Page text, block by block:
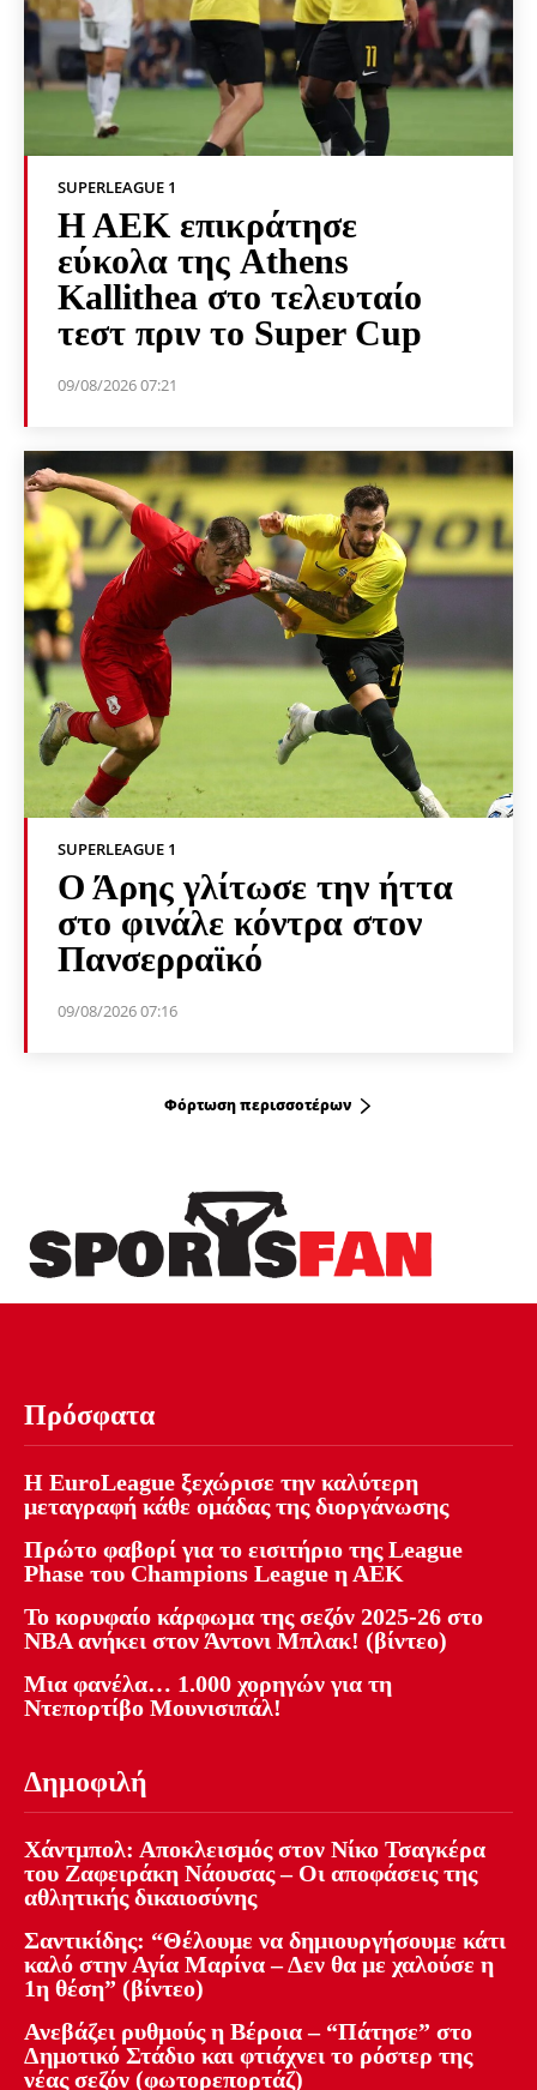
SUPERLEAGUE 1
Η ΑΕΚ επικράτησε
εύκολα της Athens
Kallithea στο τελευταίο
τεστ πριν το Super Cup
09/08/2026 07:21
SUPERLEAGUE 1
Ο Άρης γλίτωσε την ήττα
στο φινάλε κόντρα στον
Πανσερραϊκό
09/08/2026 07:16
Φόρτωση περισσοτέρων
Πρόσφατα
Η EuroLeague ξεχώρισε την καλύτερη
μεταγραφή κάθε ομάδας της διοργάνωσης
Πρώτο φαβορί για το εισιτήριο της League
Phase του Champions League η ΑΕΚ
Το κορυφαίο κάρφωμα της σεζόν 2025-26 στο
NBA ανήκει στον Άντονι Μπλακ! (βίντεο)
Μια φανέλα… 1.000 χορηγών για τη
Ντεπορτίβο Μουνισιπάλ!
Δημοφιλή
Χάντμπολ: Αποκλεισμός στον Νίκο Τσαγκέρα
του Ζαφειράκη Νάουσας – Οι αποφάσεις της
αθλητικής δικαιοσύνης
Σαντικίδης: “Θέλουμε να δημιουργήσουμε κάτι
καλό στην Αγία Μαρίνα – Δεν θα με χαλούσε η
1η θέση” (βίντεο)
Ανεβάζει ρυθμούς η Βέροια – “Πάτησε” στο
Δημοτικό Στάδιο και φτιάχνει το ρόστερ της
νέας σεζόν (φωτορεπορτάζ)